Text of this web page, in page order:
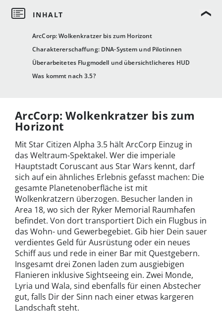
ArcCorp: Wolkenkratzer bis zum Horizont
Charaktererschaffung: DNA-System und Pilotinnen
Überarbeitetes Flugmodell und übersichtlicheres HUD
Was kommt nach 3.5?
ArcCorp: Wolkenkratzer bis zum
Horizont
Mit Star Citizen Alpha 3.5 hält ArcCorp Einzug in
das Weltraum-Spektakel. Wer die imperiale
Hauptstadt Coruscant aus Star Wars kennt, darf
sich auf ein ähnliches Erlebnis gefasst machen: Die
gesamte Planetenoberfläche ist mit
Wolkenkratzern überzogen. Besucher landen in
Area 18, wo sich der Ryker Memorial Raumhafen
befindet. Von dort transportiert Dich ein Flugbus in
das Wohn- und Gewerbegebiet. Gib hier Dein sauer
verdientes Geld für Ausrüstung oder ein neues
Schiff aus und rede in einer Bar mit Questgebern.
Insgesamt drei Zonen laden zum ausgiebigen
Flanieren inklusive Sightseeing ein. Zwei Monde,
Lyria und Wala, sind ebenfalls für einen Abstecher
gut, falls Dir der Sinn nach einer etwas kargeren
Landschaft steht.